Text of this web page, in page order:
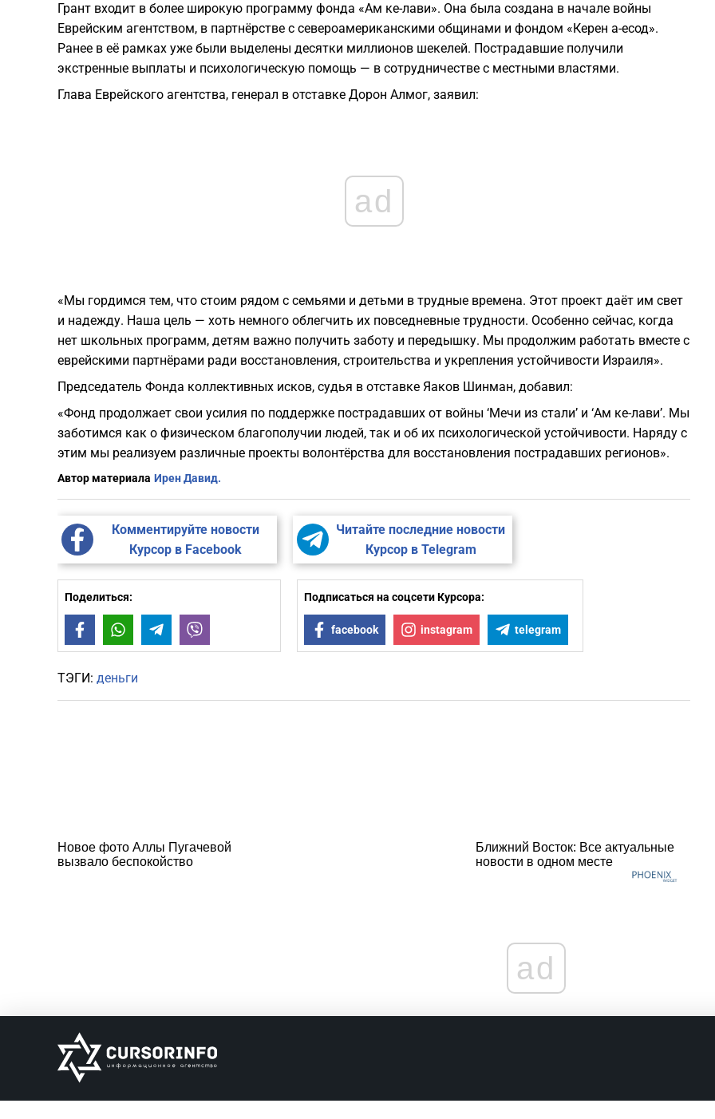
Грант входит в более широкую программу фонда «Ам ке-лави». Она была создана в начале войны
Еврейским агентством, в партнёрстве с североамериканскими общинами и фондом «Керен а-есод».
Ранее в её рамках уже были выделены десятки миллионов шекелей. Пострадавшие получили
экстренные выплаты и психологическую помощь — в сотрудничестве с местными властями.
Глава Еврейского агентства, генерал в отставке Дорон Алмог, заявил:
ad
«Мы гордимся тем, что стоим рядом с семьями и детьми в трудные времена. Этот проект даёт им свет
и надежду. Наша цель — хоть немного облегчить их повседневные трудности. Особенно сейчас, когда
нет школьных программ, детям важно получить заботу и передышку. Мы продолжим работать вместе с
еврейскими партнёрами ради восстановления, строительства и укрепления устойчивости Израиля».
Председатель Фонда коллективных исков, судья в отставке Яаков Шинман, добавил:
«Фонд продолжает свои усилия по поддержке пострадавших от войны ‘Мечи из стали’ и ‘Ам ке-лави’. Мы
заботимся как о физическом благополучии людей, так и об их психологической устойчивости. Наряду с
этим мы реализуем различные проекты волонтёрства для восстановления пострадавших регионов».
Автор материала Ирен Давид.
Комментируйте новости
Курсор в Facebook
Читайте последние новости
Курсор в Telegram
Поделиться:
FacebookWhatsAppTelegram
Подписаться на соцсети Курсора:
facebook instagram telegram
ТЭГИ: деньги
Новое фото Аллы Пугачевой
вызвало беспокойство
Ближний Восток: Все актуальные
новости в одном месте
ad